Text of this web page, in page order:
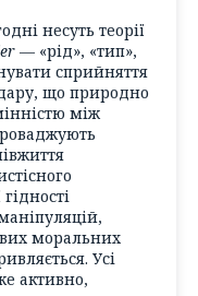
несуть теорії
— «рід», «тип»,
сприйняття
дару, що природно
між
моральних
Усі
активно,